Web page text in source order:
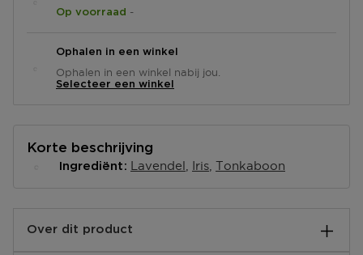
Op voorraad -
Ophalen in een winkel
Ophalen in een winkel nabij jou.
Selecteer een winkel
Korte beschrijving
Ingrediënt Lavendel Iris Tonkaboon
Over dit product